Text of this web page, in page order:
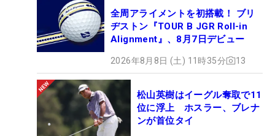
全周アライメントを初搭載！ ブリ
ヂストン『TOUR B JGR Roll-in
Alignment』、8月7日デビュー
2026年8月8日 (土) 11時35分 13
松山英樹はイーグル奪取で11
位に浮上 ホスラー、ブレナ
ンが首位タイ